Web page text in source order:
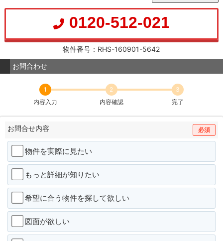
0120-512-021
物件番号：RHS-160901-5642
お問合わせ
1
内容入力
2
内容確認
3
完了
お問合せ内容 必須
物件を実際に見たい
もっと詳細が知りたい
希望に合う物件を探して欲しい
図面が欲しい